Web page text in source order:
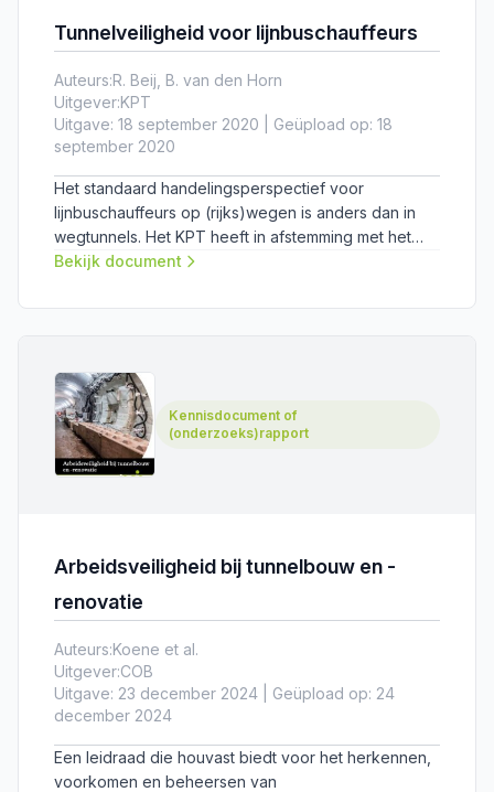
Tunnelveiligheid voor lijnbuschauffeurs
Auteurs:R. Beij, B. van den Horn
Uitgever:KPT
Uitgave: 18 september 2020 | Geüpload op: 18
september 2020
Het standaard handelingsperspectief voor
lijnbuschauffeurs op (rijks)wegen is anders dan in
wegtunnels. Het KPT heeft in afstemming met het
Bureau Veiligheidsbeambte van Rijkswaterstaat
omgevormd naar een meer algemene instructie,
Bekijk document
Kennisdocument of
(onderzoeks)rapport
Arbeidsveiligheid bij tunnelbouw en -
renovatie
Auteurs:Koene et al.
Uitgever:COB
Uitgave: 23 december 2024 | Geüpload op: 24
december 2024
Een leidraad die houvast biedt voor het herkennen,
voorkomen en beheersen van